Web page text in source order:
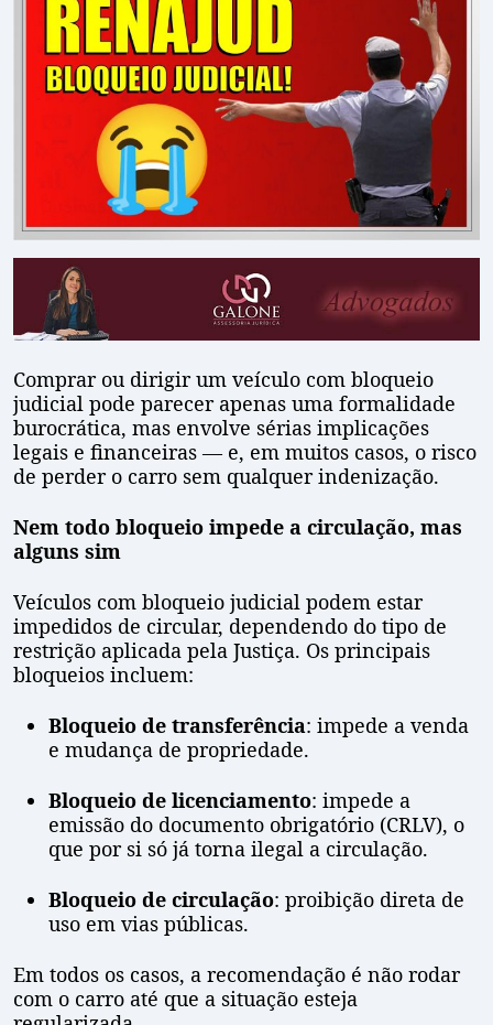
Comprar ou dirigir um veículo com bloqueio
judicial pode parecer apenas uma formalidade
burocrática, mas envolve sérias implicações
legais e financeiras — e, em muitos casos, o risco
de perder o carro sem qualquer indenização.
Nem todo bloqueio impede a circulação, mas
alguns sim
Veículos com bloqueio judicial podem estar
impedidos de circular, dependendo do tipo de
restrição aplicada pela Justiça. Os principais
bloqueios incluem:
Bloqueio de transferência: impede a venda
e mudança de propriedade.
Bloqueio de licenciamento: impede a
emissão do documento obrigatório (CRLV), o
que por si só já torna ilegal a circulação.
Bloqueio de circulação: proibição direta de
uso em vias públicas.
Em todos os casos, a recomendação é não rodar
com o carro até que a situação esteja